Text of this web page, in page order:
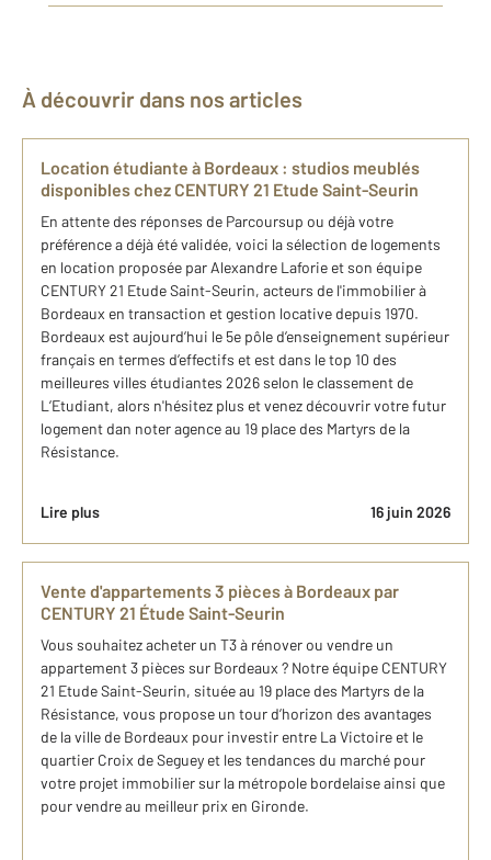
À découvrir dans nos articles
Location étudiante à Bordeaux : studios meublés
disponibles chez CENTURY 21 Etude Saint-Seurin
En attente des réponses de Parcoursup ou déjà votre
préférence a déjà été validée, voici la sélection de logements
en location proposée par Alexandre Laforie et son équipe
CENTURY 21 Etude Saint-Seurin, acteurs de l'immobilier à
Bordeaux en transaction et gestion locative depuis 1970.
Bordeaux est aujourd’hui le 5e pôle d’enseignement supérieur
français en termes d’effectifs et est dans le top 10 des
meilleures villes étudiantes 2026 selon le classement de
L’Etudiant, alors n'hésitez plus et venez découvrir votre futur
logement dan noter agence au 19 place des Martyrs de la
Résistance.
Lire plus 16 juin 2026
Vente d'appartements 3 pièces à Bordeaux par
CENTURY 21 Étude Saint-Seurin
Vous souhaitez acheter un T3 à rénover ou vendre un
appartement 3 pièces sur Bordeaux ? Notre équipe CENTURY
21 Etude Saint-Seurin, située au 19 place des Martyrs de la
Résistance, vous propose un tour d’horizon des avantages
de la ville de Bordeaux pour investir entre La Victoire et le
quartier Croix de Seguey et les tendances du marché pour
votre projet immobilier sur la métropole bordelaise ainsi que
pour vendre au meilleur prix en Gironde.